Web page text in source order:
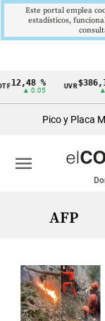
Cintillo
económicos
Colombia
12,48 %
▲ 0.05
UVR
▲
Pico y Placa
menu
AFP
Este portal emplea
estadísticos,